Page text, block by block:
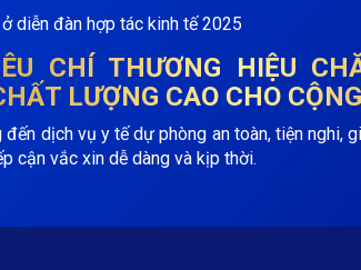
CHÍ THƯƠNG HIỆU
LƯỢNG CAO CHO
đến dịch vụ y tế dự phòng an toàn, tiện nghi,
cận vắc xin dễ dàng và kịp thời.